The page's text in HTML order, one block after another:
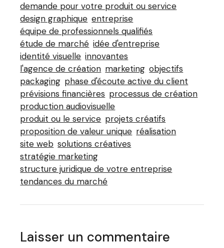
demande pour votre produit ou service
design graphique entreprise
équipe de professionnels qualifiés
étude de marché idée d'entreprise
identité visuelle innovantes
l'agence de création marketing objectifs
packaging phase d'écoute active du client
prévisions financières processus de création
production audiovisuelle
produit ou le service projets créatifs
proposition de valeur unique réalisation
site web solutions créatives
stratégie marketing
structure juridique de votre entreprise
tendances du marché
Laisser un commentaire